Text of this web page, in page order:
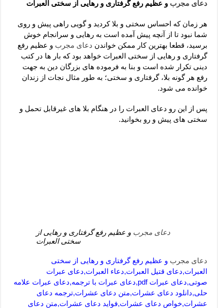
لا حول ولا قوة الا بالله برای چشم زخم – دعای چشم زخم ماشاالله
دعای قوی رفع ترس – دعای مجرب برای آرامش قلب و رفع اضطراب
دعا برای پولدار شدن در یک روز – دعای ثروت حضرت سلیمان
دعای مجرب و عظیم رفع گرفتاری و رهایی از سختی العبرات
هر زمان که احساس سختی و بلا کردید و گویی راهی پیش و روی
شما نبود تا از آنچه پیش آمده است به رهایی و سرانجام خوش
برسید، قطعا بهترین کار ممکن خواندن دعای مجرب و عظیم رفع
گرفتاری و رهایی از سختی العبرات خواهد بود که بار ها در کتب
دینی تکرار شده است و بنا به فرموده های بزرگان دین به جهت
رفع هر گونه بلا، گرفتاری و سختی؛ به طور مثال نجات از زندان
خوانده می شود.
پس از این رو دعای العبرات را در هنگام بلا های غیرقابل تحمل و
سختی های پیش و رو بخوانید.
دعای مجرب و عظیم رفع گرفتاری و رهایی از
سختی العبرات
دعای مجرب و عظیم رفع گرفتاری و رهایی از سختی
العبرات,دعای قتیل العبرات,دعاء العبرات,دعای عبرات
صوتی,دعای عبرات pdf,دعای عبرات با ترجمه,دعای عبرات علامه
حلی,دانلود دعای عشرات,متن دعای عشرات,ترجمه دعای
عشرات,خواص دعای عشرات,فواید دعای عشرات,متن دعای